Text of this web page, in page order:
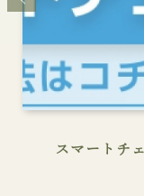
スマートチ